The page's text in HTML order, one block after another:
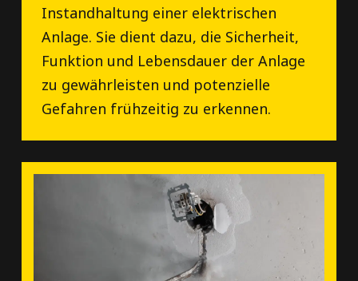
Instandhaltung einer elektrischen
Anlage. Sie dient dazu, die Sicherheit,
Funktion und Lebensdauer der Anlage
zu gewährleisten und potenzielle
Gefahren frühzeitig zu erkennen.